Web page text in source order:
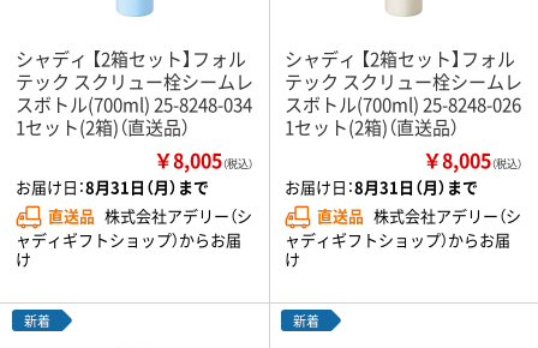
シャディ 【2箱セット】フォル
テック スクリュー栓シームレ
スボトル(700ml) 25-8248-034
1セット(2箱)（直送品）
￥8,005（税込）
お届け日：8月31日（月）まで
直送品 株式会社アデリー（シ
ャディギフトショップ）からお届
け
シャディ 【2箱セット】フォル
テック スクリュー栓シームレ
スボトル(700ml) 25-8248-026
1セット(2箱)（直送品）
￥8,005（税込）
お届け日：8月31日（月）まで
直送品 株式会社アデリー（シ
ャディギフトショップ）からお届
け
新着 新着